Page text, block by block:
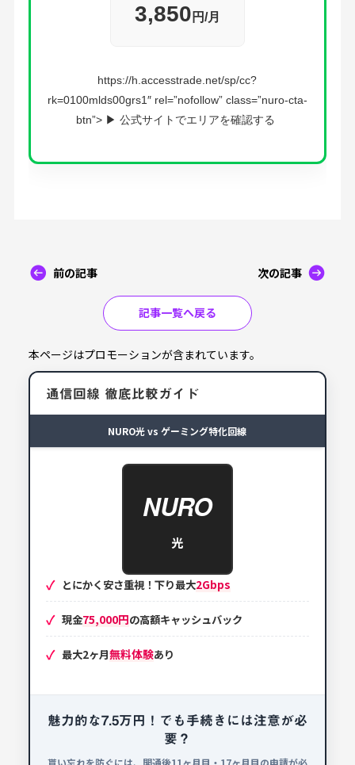
3,850 円/月
https://h.accesstrade.net/sp/cc?
rk=0100mlds00grs1″ rel=”nofollow” class=”nuro-cta-
btn”> ▶ 公式サイトでエリアを確認する
前の記事
記事一覧へ戻る
次の記事
本ページはプロモーションが含まれています。
通信回線 徹底比較ガイド
NURO光 vs ゲーミング特化回線
NURO
光
とにかく安さ重視！下り最大2Gbps
現金75,000円の高額キャッシュバック
最大2ヶ月無料体験あり
魅力的な7.5万円！でも手続きには注意が必
要？
貰い忘れを防ぐには、開通後11ヶ月目・17ヶ月目の申請が必